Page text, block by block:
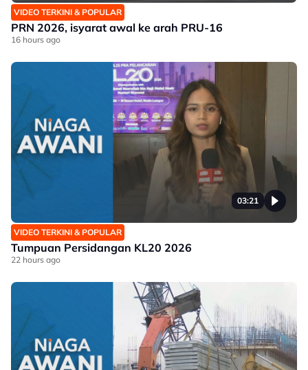
VIDEO TERKINI & POPULAR
PRN 2026, isyarat awal ke arah PRU-16
16 hours ago
03:21
VIDEO TERKINI & POPULAR
Tumpuan Persidangan KL20 2026
22 hours ago